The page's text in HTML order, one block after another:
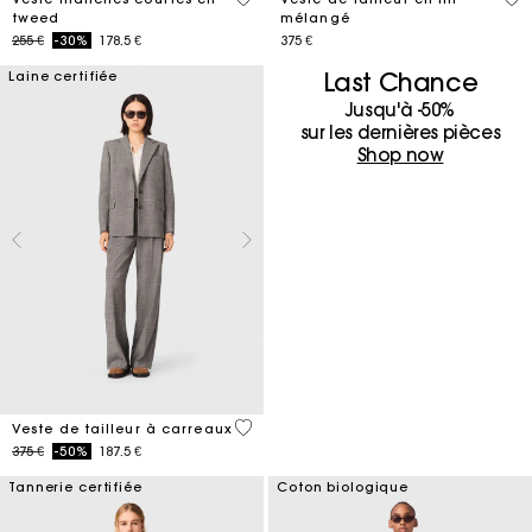
tweed
Price reduced from
255 €to-30% 178.5 €
mélangé
375 €
Laine certifiée
Veste de tailleur à carreaux
Price reduced from
375 €to-50% 187.5 €
4 out of 5 Customer Rating
Last Chance
Jusqu'à -50%
sur les dernières pièces
Shop now
Tannerie certifiée Coton biologique